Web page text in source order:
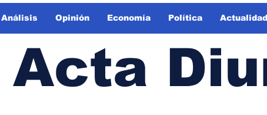
Análisis Opinión Economía Política Actualidad
Acta